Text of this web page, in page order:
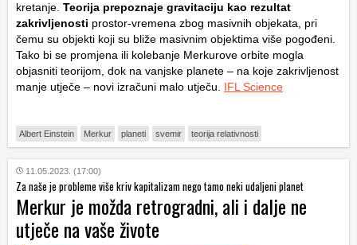
kretanje. Teorija prepoznaje gravitaciju kao rezultat
zakrivljenosti prostor-vremena zbog masivnih objekata, pri
čemu su objekti koji su bliže masivnim objektima više pogođeni.
Tako bi se promjena ili kolebanje Merkurove orbite mogla
objasniti teorijom, dok na vanjske planete – na koje zakrivljenost
manje utječe – novi izračuni malo utječu. IFL Science
Albert Einstein Merkur planeti svemir teorija relativnosti
11.05.2023. (17:00)
Za naše je probleme više kriv kapitalizam nego tamo neki udaljeni planet
Merkur je možda retrogradni, ali i dalje ne
utječe na vaše živote